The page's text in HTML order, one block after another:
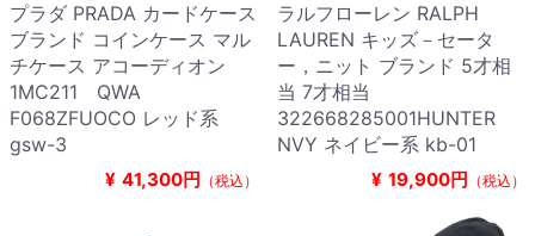
プラダ PRADA カードケース
ブランド コインケース マル
チケース アコーディオン
1MC211 QWA
F068ZFUOCO レッド系
gsw-3
¥ 41,300円 （税込）
ラルフローレン RALPH
LAUREN キッズ－セータ
ー，ニット ブランド 5才相
当 7才相当
322668285001HUNTER
NVY ネイビー系 kb-01
¥ 19,900円 （税込）